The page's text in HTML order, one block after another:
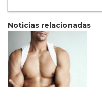
Noticias relacionadas